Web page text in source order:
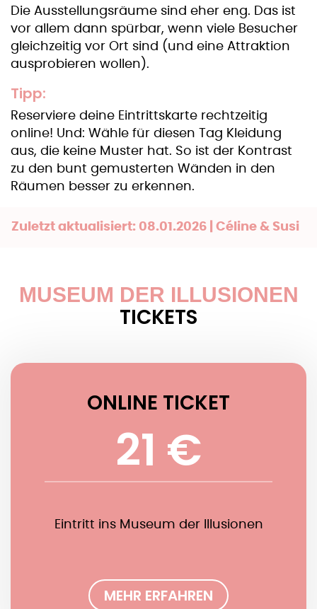
Die Ausstellungsräume sind eher eng. Das ist
vor allem dann spürbar, wenn viele Besucher
gleichzeitig vor Ort sind (und eine Attraktion
ausprobieren wollen).
Tipp:
Reserviere deine Eintrittskarte rechtzeitig
online! Und: Wähle für diesen Tag Kleidung
aus, die keine Muster hat. So ist der Kontrast
zu den bunt gemusterten Wänden in den
Räumen besser zu erkennen.
Zuletzt aktualisiert: 08.01.2026 | Céline & Susi
MUSEUM DER ILLUSIONEN
TICKETS
ONLINE TICKET
21 €
Eintritt ins Museum der Illusionen
MEHR ERFAHREN